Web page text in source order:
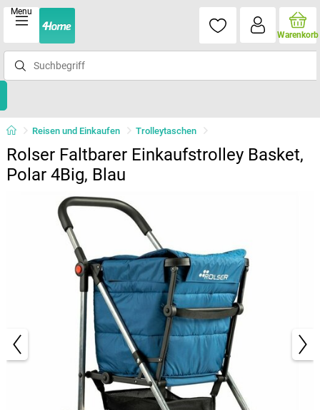
Menu
Warenkorb
Reisen und Einkaufen Trolleytaschen
Rolser Faltbarer Einkaufstrolley Basket,
Polar 4Big, Blau